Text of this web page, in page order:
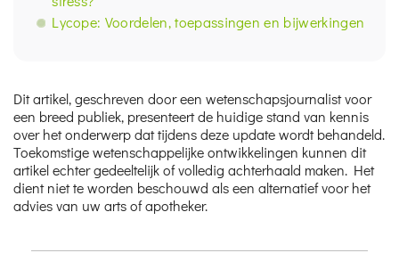
Lycope: Voordelen, toepassingen en bijwerkingen
Dit artikel, geschreven door een wetenschapsjournalist voor
een breed publiek, presenteert de huidige stand van kennis
over het onderwerp dat tijdens deze update wordt behandeld.
Toekomstige wetenschappelijke ontwikkelingen kunnen dit
artikel echter gedeeltelijk of volledig achterhaald maken. Het
dient niet te worden beschouwd als een alternatief voor het
advies van uw arts of apotheker.